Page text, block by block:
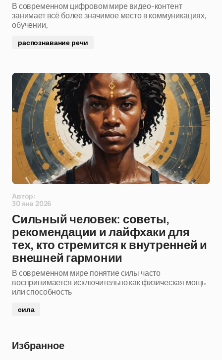
В современном цифровом мире видео-контент
занимает всё более значимое место в коммуникациях,
обучении,
распознавание речи
Автор:
30 янв 2026
Сильный человек: советы,
рекомендации и лайфхаки для
тех, кто стремится к внутренней и
внешней гармонии
В современном мире понятие силы часто
воспринимается исключительно как физическая мощь
или способность
сила
Избранное